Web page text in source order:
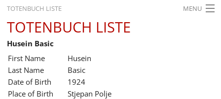
TOTENBUCH LISTE MENU
STARTSEITE
AUSSTELLUNGEN
GESCHICHTE
BILDUNG
TOTENBUCH LISTE
Husein Basic
First Name
Husein
Last Name
Basic
Date of Birth
1924
Place of Birth
Stjepan Polje